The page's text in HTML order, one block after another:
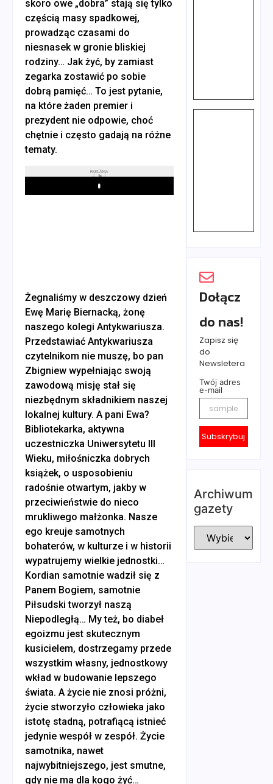
skoro owe „dobra” stają się tylko
częścią masy spadkowej,
prowadząc czasami do
niesnasek w gronie bliskiej
rodziny… Jak żyć, by zamiast
zegarka zostawić po sobie
dobrą pamięć… To jest pytanie,
na które żaden premier i
prezydent nie odpowie, choć
chętnie i często gadają na różne
tematy.
REKLAMA
Play
Żegnaliśmy w deszczowy dzień
Ewę Marię Biernacką, żonę
naszego kolegi Antykwariusza.
Przedstawiać Antykwariusza
czytelnikom nie muszę, bo pan
Zbigniew wypełniając swoją
zawodową misję stał się
niezbędnym składnikiem naszej
lokalnej kultury. A pani Ewa?
Bibliotekarka, aktywna
uczestniczka Uniwersytetu III
Wieku, miłośniczka dobrych
książek, o usposobieniu
radośnie otwartym, jakby w
przeciwieństwie do nieco
mrukliwego małżonka. Nasze
ego kreuje samotnych
bohaterów, w kulturze i w historii
wypatrujemy wielkie jednostki…
Kordian samotnie wadził się z
Panem Bogiem, samotnie
Piłsudski tworzył naszą
Niepodległą… My też, bo diabeł
egoizmu jest skutecznym
kusicielem, dostrzegamy przede
wszystkim własny, jednostkowy
wkład w budowanie lepszego
świata. A życie nie znosi próżni,
życie stworzyło człowieka jako
istotę stadną, potrafiącą istnieć
jedynie wespół w zespół. Życie
samotnika, nawet
najwybitniejszego, jest smutne,
gdy nie ma dla kogo żyć…
Dołącz
do nas!
Zapisz się
do
Newsletera
Twój adres
e-mail
Subskrybuj
Archiwum
gazety